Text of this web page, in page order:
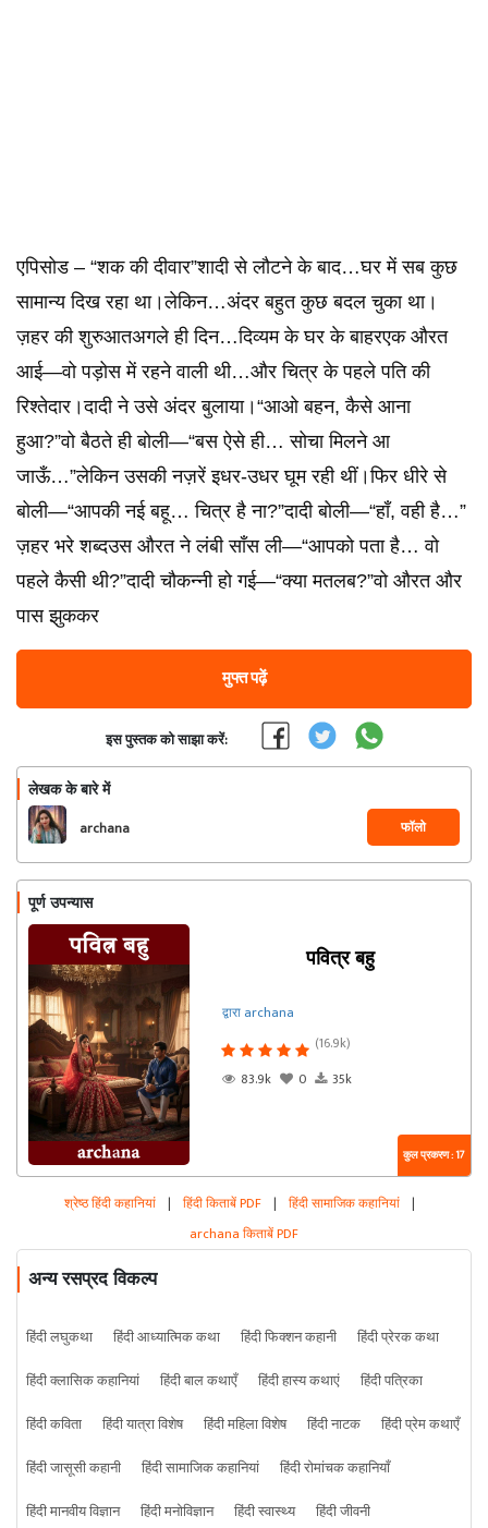
एपिसोड – “शक की दीवार”शादी से लौटने के बाद…घर में सब कुछ
सामान्य दिख रहा था।लेकिन…अंदर बहुत कुछ बदल चुका था।
ज़हर की शुरुआतअगले ही दिन…दिव्यम के घर के बाहरएक औरत
आई—वो पड़ोस में रहने वाली थी…और चित्र के पहले पति की
रिश्तेदार।दादी ने उसे अंदर बुलाया।“आओ बहन, कैसे आना
हुआ?”वो बैठते ही बोली—“बस ऐसे ही… सोचा मिलने आ
जाऊँ…”लेकिन उसकी नज़रें इधर-उधर घूम रही थीं।फिर धीरे से
बोली—“आपकी नई बहू… चित्र है ना?”दादी बोली—“हाँ, वही है…”
ज़हर भरे शब्दउस औरत ने लंबी साँस ली—“आपको पता है… वो
पहले कैसी थी?”दादी चौकन्नी हो गई—“क्या मतलब?”वो औरत और
पास झुककर
मुफ्त पढ़ें
इस पुस्तक को साझा करें:
लेखक के बारे में
archana फॉलो
पूर्ण उपन्यास
पवित्र बहु
द्वारा archana
(16.9k)
83.9k
0 35k
कुल प्रकरण : 17
श्रेष्ठ हिंदी कहानियां | हिंदी किताबें PDF | हिंदी सामाजिक कहानियां |
archana किताबें PDF
अन्य रसप्रद विकल्प
हिंदी लघुकथा हिंदी आध्यात्मिक कथा हिंदी फिक्शन कहानी
हिंदी प्रेरक कथा
हिंदी क्लासिक कहानियां
हिंदी बाल कथाएँ हिंदी हास्य कथाएं
हिंदी पत्रिका
हिंदी कविता
हिंदी यात्रा विशेष हिंदी महिला विशेष हिंदी नाटक
हिंदी प्रेम कथाएँ
हिंदी जासूसी कहानी
हिंदी सामाजिक कहानियां
हिंदी रोमांचक कहानियाँ
हिंदी मानवीय विज्ञान
हिंदी मनोविज्ञान हिंदी स्वास्थ्य हिंदी जीवनी